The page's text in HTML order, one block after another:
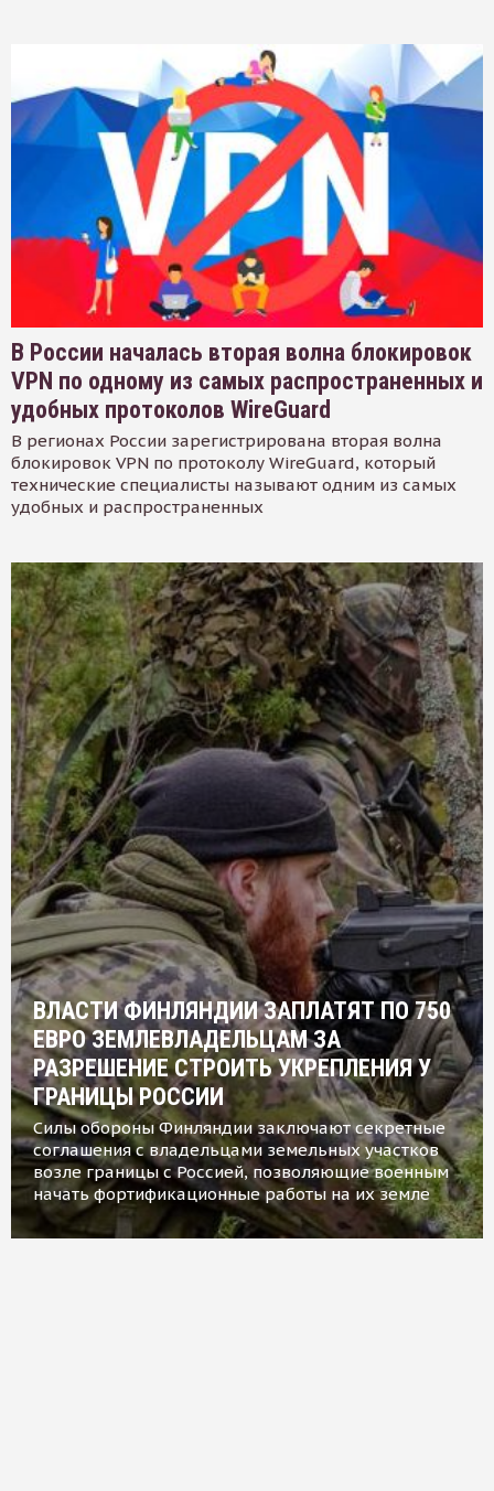
В России началась вторая волна блокировок
VPN по одному из самых распространенных и
удобных протоколов WireGuard
В регионах России зарегистрирована вторая волна
блокировок VPN по протоколу WireGuard, который
технические специалисты называют одним из самых
удобных и распространенных
ВЛАСТИ ФИНЛЯНДИИ ЗАПЛАТЯТ ПО 750
ЕВРО ЗЕМЛЕВЛАДЕЛЬЦАМ ЗА
РАЗРЕШЕНИЕ СТРОИТЬ УКРЕПЛЕНИЯ У
ГРАНИЦЫ РОССИИ
Силы обороны Финляндии заключают секретные
соглашения с владельцами земельных участков
возле границы с Россией, позволяющие военным
начать фортификационные работы на их земле